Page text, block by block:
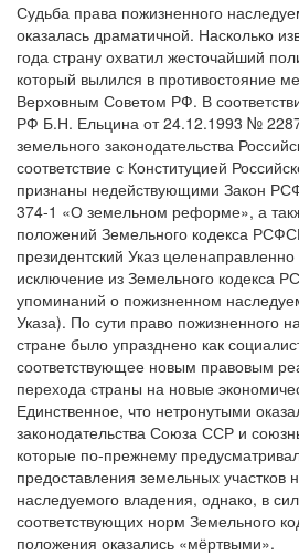
Судьба права пожизненного
оказалась драматичной. Насколько
года страну охватил жесточайший
который вылился в противостояние
Верховным Советом РФ. В
РФ Б.Н. Ельцина от 24.12.1993 №
земельного законодательства
соответствие с Конституцией
признаны недействующими Закон
374-1 «О земельном реформе», а
положений Земельного кодекса
президентский Указ
исключение из Земельного кодекса
упоминаний о пожизненном
Указа). По сути право пожизненного
стране было упразднено как
соответствующее новым правовым
перехода страны на новые
Единственное, что нетронутыми
законодательства Союза ССР и
которые по-прежнему
предоставления земельных участков
наследуемого владения, однако, в
соответствующих норм Земельного
положения оказались «мёртвыми».